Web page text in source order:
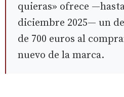
quieras» ofrece
diciembre 2025— un
de 700 euros al
nuevo de la marca.